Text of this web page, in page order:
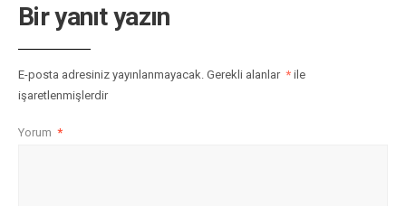
Bir yanıt yazın
E-posta adresiniz yayınlanmayacak. Gerekli alanlar * ile
işaretlenmişlerdir
Yorum *